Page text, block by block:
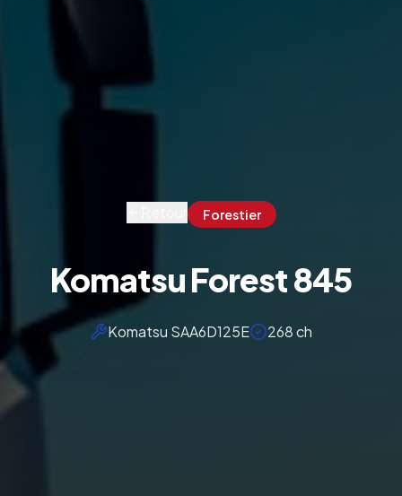
Forestier
Komatsu Forest 845
Komatsu SAA6D125E 268 ch